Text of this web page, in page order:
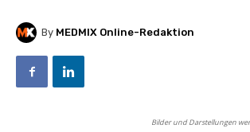
By MEDMIX Online-Redaktion
Bilder und Darstellungen